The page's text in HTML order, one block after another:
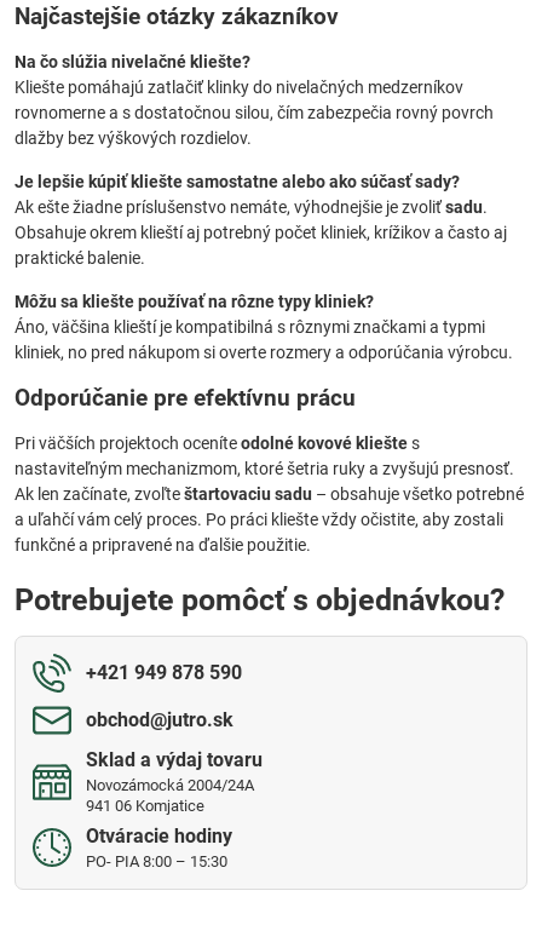
Najčastejšie otázky zákazníkov
Na čo slúžia nivelačné kliešte?
Kliešte pomáhajú zatlačiť klinky do nivelačných medzerníkov
rovnomerne a s dostatočnou silou, čím zabezpečia rovný povrch
dlažby bez výškových rozdielov.
Je lepšie kúpiť kliešte samostatne alebo ako súčasť sady?
Ak ešte žiadne príslušenstvo nemáte, výhodnejšie je zvoliťsadu.
Obsahuje okrem klieští aj potrebný počet kliniek, krížikov a často aj
praktické balenie.
Môžu sa kliešte používať na rôzne typy kliniek?
Áno, väčšina klieští je kompatibilná s rôznymi značkami a typmi
kliniek, no pred nákupom si overte rozmery a odporúčania výrobcu.
Odporúčanie pre efektívnu prácu
Pri väčších projektoch oceníteodolné kovové klieštes
nastaviteľným mechanizmom, ktoré šetria ruky a zvyšujú presnosť.
Ak len začínate, zvoľteštartovaciu sadu – obsahuje všetko potrebné
a uľahčí vám celý proces. Po práci kliešte vždy očistite, aby zostali
funkčné a pripravené na ďalšie použitie.
Potrebujete pomôcť s objednávkou?
+421 949 878 590
obchod​@jutro​.sk
Sklad a výdaj tovaru
Novozámocká 2004/24A
941 06 Komjatice
Otváracie hodiny
PO- PIA 8:00 – 15:30